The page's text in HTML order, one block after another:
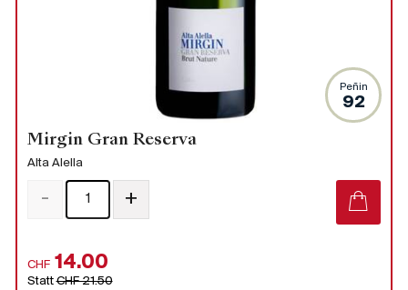
Peñin
92
Mirgin Gran Reserva
Alta Alella
CHF 14.00
StattCHF 21.50
- +